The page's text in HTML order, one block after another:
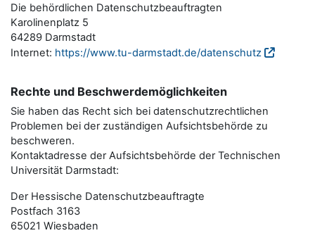
Die behördlichen Datenschutzbeauftragten
Karolinenplatz 5
64289 Darmstadt
Internet: https://www.tu-darmstadt.de/datenschutz
Rechte und Beschwerdemöglichkeiten
Sie haben das Recht sich bei datenschutzrechtlichen
Problemen bei der zuständigen Aufsichtsbehörde zu
beschweren.
Kontaktadresse der Aufsichtsbehörde der Technischen
Universität Darmstadt:
Der Hessische Datenschutzbeauftragte
Postfach 3163
65021 Wiesbaden